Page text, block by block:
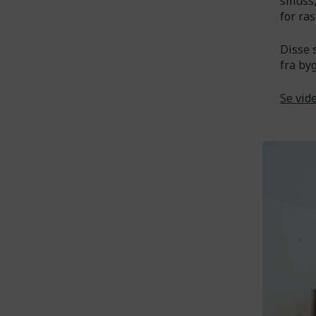
for
Disse
fra
Se